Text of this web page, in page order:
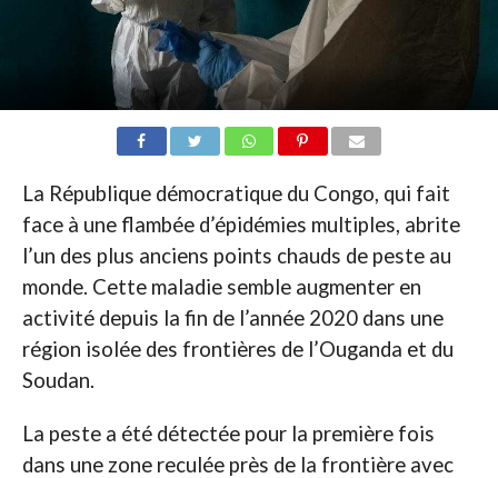
La République démocratique du Congo, qui fait
face à une flambée d’épidémies multiples, abrite
l’un des plus anciens points chauds de peste au
monde. Cette maladie semble augmenter en
activité depuis la fin de l’année 2020 dans une
région isolée des frontières de l’Ouganda et du
Soudan.
La peste a été détectée pour la première fois
dans une zone reculée près de la frontière avec